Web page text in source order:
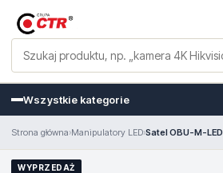
Wszystkie kategorie
Strona główna›Manipulatory LED›Satel OBU-M-LED
WYPRZEDAŻ